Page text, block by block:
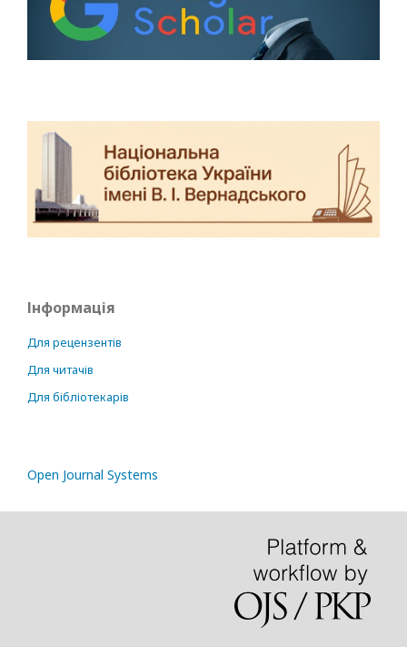
Інформація
Для рецензентів
Для читачів
Для бібліотекарів
Open Journal Systems